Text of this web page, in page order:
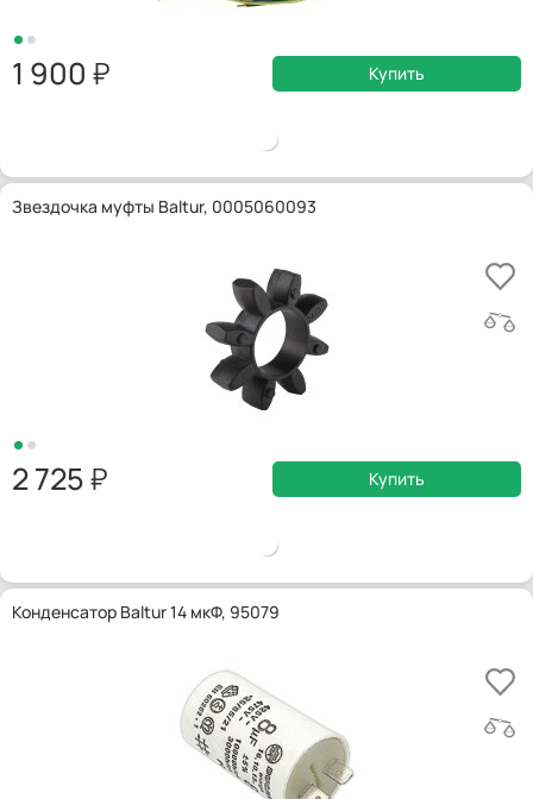
1 900 Купить
Звездочка муфты Baltur, 0005060093
2 725 Купить
Конденсатор Baltur 14 мкФ, 95079